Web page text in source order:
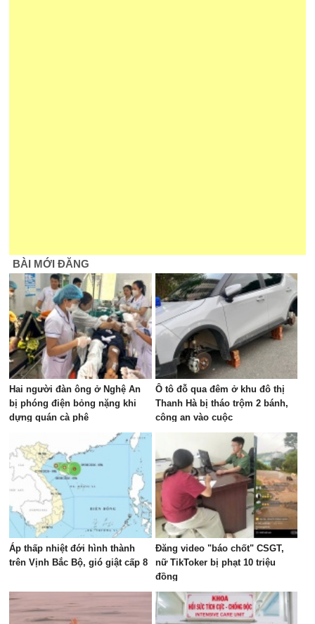
BÀI MỚI ĐĂNG
Hai người đàn ông ở Nghệ An
bị phóng điện bỏng nặng khi
dựng quán cà phê
Ô tô đỗ qua đêm ở khu đô thị
Thanh Hà bị tháo trộm 2 bánh,
công an vào cuộc
Áp thấp nhiệt đới hình thành
trên Vịnh Bắc Bộ, gió giật cấp 8
Đăng video "báo chốt" CSGT,
nữ TikToker bị phạt 10 triệu
đồng